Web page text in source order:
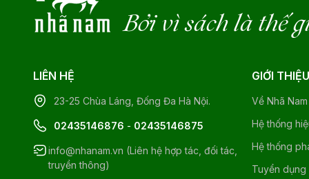
Bởi vì sách là thế
LIÊN HỆ
23-25 Chùa Láng, Đống Đa Hà Nội.
02435146876 - 02435146875
info@nhanam.vn (Liên hệ hợp tác, đối tác,
truyền thông)
GIỚI THIỆU
Về Nhã Nam
Hệ thống
Hệ thống
Tuyển dụng